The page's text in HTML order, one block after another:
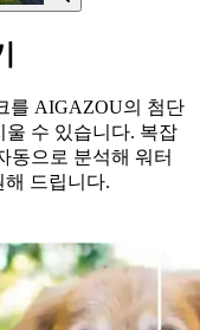
를 AIGAZOU의 첨단
수 있습니다. 복잡
동으로 분석해 워터
드립니다.